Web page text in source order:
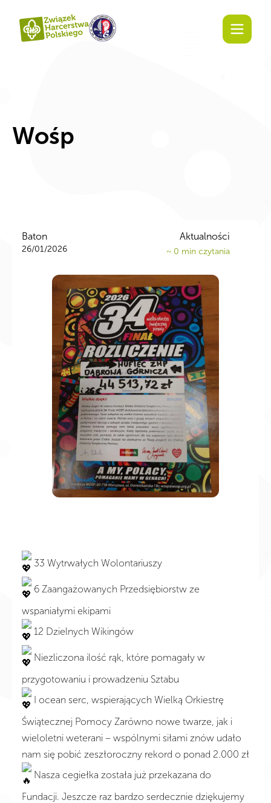
Wośp
Baton
26/01/2026
Aktualności
~ 0 min czytania
33 Wytrwałych Wolontariuszy
6 Zaangażowanych Przedsiębiorstw ze
wspaniałymi ekipami
12 Dzielnych Wikingów
Niezliczona ilość rąk, które pomagały w
przygotowaniu i prowadzeniu Sztabu
I ocean serc, wspierających Wielką Orkiestrę
Świątecznej Pomocy Zarówno nowe twarze, jak i
wieloletni weterani – wspólnymi siłami znów udało
nam się pobić zeszłoroczny rekord o ponad 2.000 zł
Nasza cegiełka została już przekazana do
Fundacji. Jeszcze raz bardzo serdecznie dziękujemy